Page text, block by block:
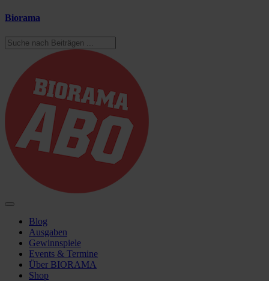
Biorama
Blog
Ausgaben
Gewinnspiele
Events & Termine
Über BIORAMA
Shop